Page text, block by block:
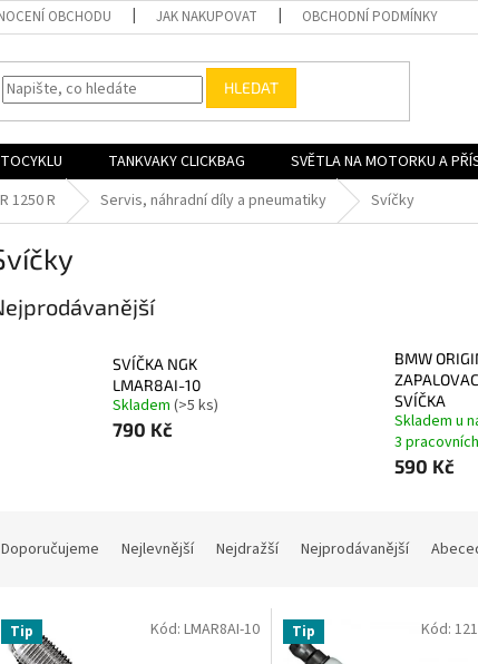
OBCHODU JAK NAKUPOVAT OBCHODNÍ PODMÍNKY
HLEDAT
TANKVAKY CLICKBAG SVĚTLA NA MOTORKU A
R 1250 R Servis, náhradní díly a pneumatiky Svíčky
SVÍČKA NGK
LMAR8AI-10
Skladem (>5 ks)
790 Kč
BMW
SVÍČKA
Skladem u
3
590 Kč
n
Doporučujeme Nejlevnější Nejdražší Nejprodávanější
V Tip Kód: LMAR8AI-10 Tip Kód: